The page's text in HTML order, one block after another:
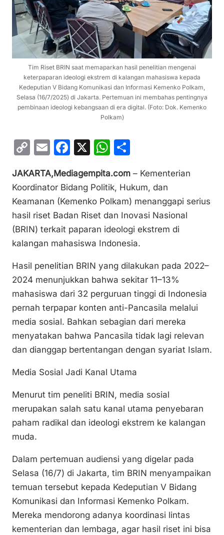
Tim Riset BRIN saat memaparkan hasil penelitian mengenai
keterpaparan ideologi ekstrem di kalangan mahasiswa kepada
Kedeputian V Bidang Komunikasi dan Informasi Kemenko Polkam,
Selasa (16/7/2025) di Jakarta. Pertemuan ini membahas pentingnya
pembinaan ideologi kebangsaan di era digital. (Foto: Dok. Kemenko
Polkam)
C
p
y
Li
n
k
E
ai
l
F
c
e
b
o
o
k
X
W
at
s
A
p
p
ar
e
JAKARTA,Mediagempita.com – Kementerian
Koordinator Bidang Politik, Hukum, dan
Keamanan (Kemenko Polkam) menanggapi serius
hasil riset Badan Riset dan Inovasi Nasional
(BRIN) terkait paparan ideologi ekstrem di
kalangan mahasiswa Indonesia.
Hasil penelitian BRIN yang dilakukan pada 2022–
2024 menunjukkan bahwa sekitar 11–13%
mahasiswa dari 32 perguruan tinggi di Indonesia
pernah terpapar konten anti-Pancasila melalui
media sosial. Bahkan sebagian dari mereka
menyatakan bahwa Pancasila tidak lagi relevan
dan dianggap bertentangan dengan syariat Islam.
Media Sosial Jadi Kanal Utama
Menurut tim peneliti BRIN, media sosial
merupakan salah satu kanal utama penyebaran
paham radikal dan ideologi ekstrem ke kalangan
muda.
Dalam pertemuan audiensi yang digelar pada
Selasa (16/7) di Jakarta, tim BRIN menyampaikan
temuan tersebut kepada Kedeputian V Bidang
Komunikasi dan Informasi Kemenko Polkam.
Mereka mendorong adanya koordinasi lintas
kementerian dan lembaga, agar hasil riset ini bisa